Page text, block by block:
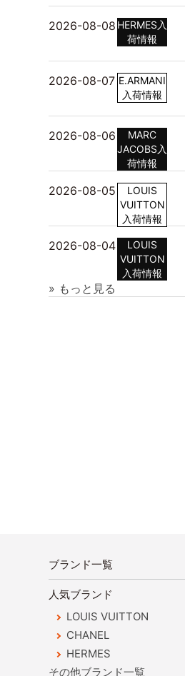
2026-08-08 HERMES入
荷情報
2026-08-07 E.ARMANI
入荷情報
2026-08-06
MARC
JACOBS入
荷情報
2026-08-05
LOUIS
VUITTON
入荷情報
2026-08-04
LOUIS
VUITTON
入荷情報
» もっと見る
ブランド一覧
人気ブランド
LOUIS VUITTON
CHANEL
HERMES
その他ブランド一覧